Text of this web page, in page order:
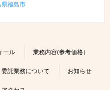
福島市
ール 業務内容(参考価格）
委託業務について お知らせ